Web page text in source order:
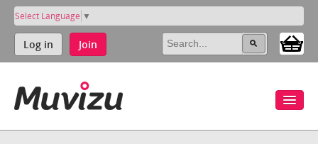
Select Language ▼
Log in Join